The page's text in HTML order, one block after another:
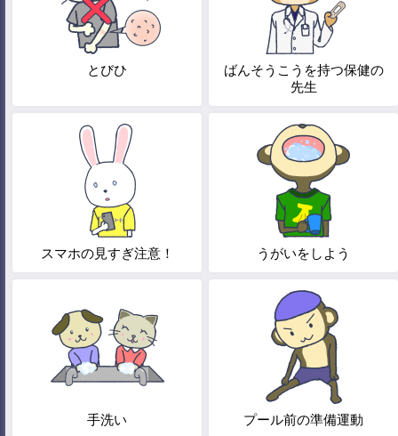
とびひ
ばんそうこうを持つ保健の
先生
スマホの見すぎ注意！ うがいをしよう
手洗い プール前の準備運動